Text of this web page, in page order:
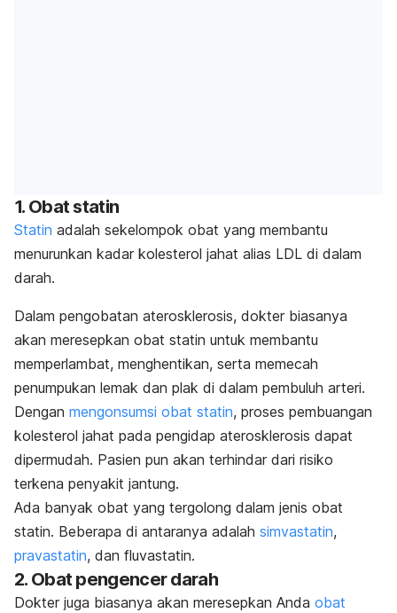
1. Obat statin
Statin adalah sekelompok obat yang membantu
menurunkan kadar kolesterol jahat alias LDL di dalam
darah.
Dalam pengobatan aterosklerosis, dokter biasanya
akan meresepkan obat statin untuk membantu
memperlambat, menghentikan, serta memecah
penumpukan lemak dan plak di dalam pembuluh arteri.
Dengan mengonsumsi obat statin, proses pembuangan
kolesterol jahat pada pengidap aterosklerosis dapat
dipermudah. Pasien pun akan terhindar dari risiko
terkena penyakit jantung.
Ada banyak obat yang tergolong dalam jenis obat
statin. Beberapa di antaranya adalah simvastatin,
pravastatin, dan fluvastatin.
2. Obat pengencer darah
Dokter juga biasanya akan meresepkan Anda obat